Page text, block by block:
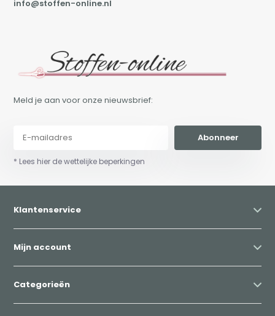
info@stoffen-online.nl
Meld je aan voor onze nieuwsbrief:
Abonneer
* Lees hier de wettelijke beperkingen
Klantenservice
Mijn account
Categorieën